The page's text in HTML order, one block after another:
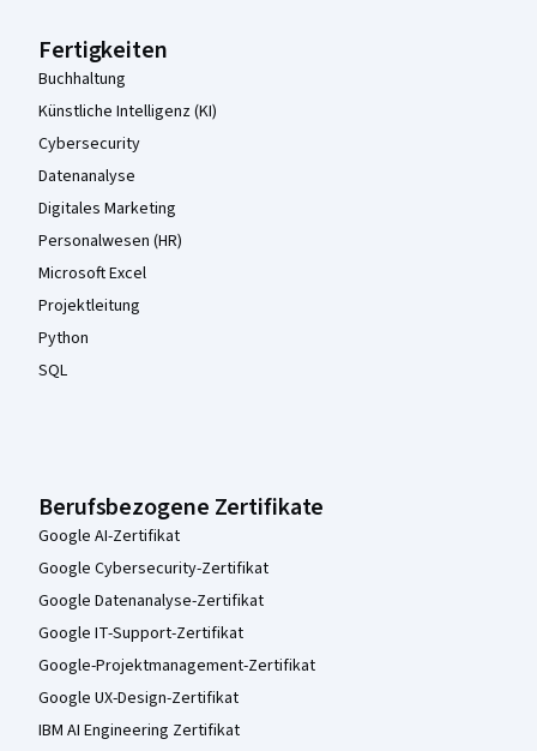
Fertigkeiten
Buchhaltung
Künstliche Intelligenz (KI)
Cybersecurity
Datenanalyse
Digitales Marketing
Personalwesen (HR)
Microsoft Excel
Projektleitung
Python
SQL
Berufsbezogene Zertifikate
Google AI-Zertifikat
Google Cybersecurity-Zertifikat
Google Datenanalyse-Zertifikat
Google IT-Support-Zertifikat
Google-Projektmanagement-Zertifikat
Google UX-Design-Zertifikat
IBM AI Engineering Zertifikat